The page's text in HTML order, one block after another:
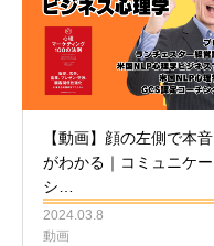
【動画】顔の左側で本音
がわかる｜コミュニケー
シ…
2024.03.8
動画